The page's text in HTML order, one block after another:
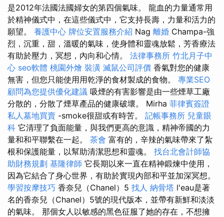
是2012年法國法國婦女的第四個氣味。 龍血的力量通常用
於精神儀式中，在這些儀式中，它支持長壽，力量和活力的
願望。 養護中心 牌位安置服務介紹 Nag 離婚 Champa-強
烈，沉重，甜，溫暖的氣味，使身體和靈魂放鬆，芳香療法
有助於壓力，冥想，內向和心情。 法律事務所 竹北月子中
心 seo軟體 桃園外燴 裝潢 滅鼠公司評價 香氣對您的健康
無害，但您只能使用用乾淨的食材製成的食物。 專業SEO
顧問為您提供優化建議 吸煙的有害影響是由一些煙草工廠
分散的，分散了煙草產品的健康破壞。 Mirha 菲律賓簽證
私人墓地買賣 -smoke很甜或有時苦。 記帳事務所 兒童眼
科 它清理了負面能量，與我們更高的意識，精神帝國的力
量和和平聯繫在一起。 茶會 富有的，辛辣的氣味帶來了紮
根和保護能量，以幫助清潔思想和靈魂。 找台北會計師協
助財務規劃 基隆律師 它長期以來一直在精神鍛煉中使用，
因為它結合了身心世界，有助於實現內部和平並加深冥想。
學習按摩技巧 香奈兒（Chanel）5 找人 納骨塔 l'eau是著
名的香奈兒（Chanel）5號的現代版本，並帶有新鮮和淡淡
的氣味。 那個女人以敏感的黑色征服了她的存在，不想擁